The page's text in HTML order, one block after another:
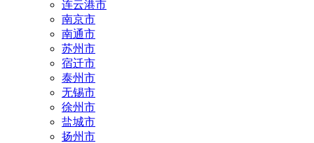
连云港市
南京市
南通市
苏州市
宿迁市
泰州市
无锡市
徐州市
盐城市
扬州市